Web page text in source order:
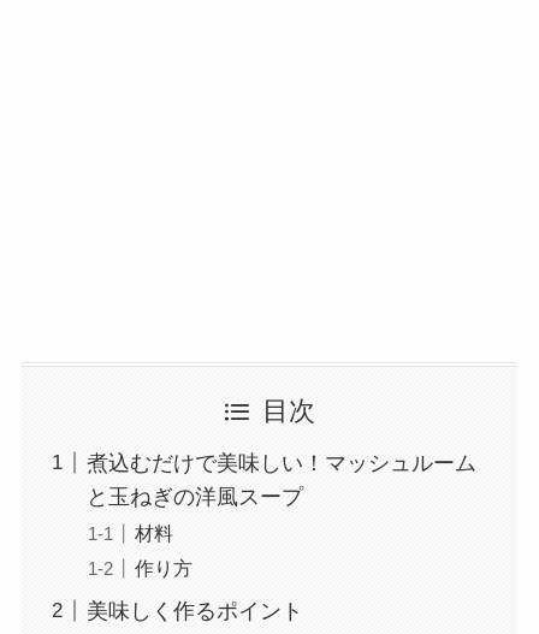
目次
煮込むだけで美味しい！マッシュルーム
と玉ねぎの洋風スープ
材料
作り方
美味しく作るポイント